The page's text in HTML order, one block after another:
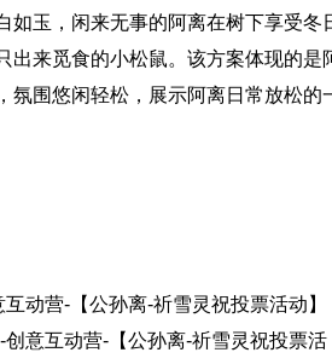
如玉，闲来无事的阿离在树下享受冬
出来觅食的小松鼠。该方案体现的是
氛围悠闲轻松，展示阿离日常放松的
动营-【公孙离-祈雪灵祝投票活动】
意互动营-【公孙离-祈雪灵祝投票活